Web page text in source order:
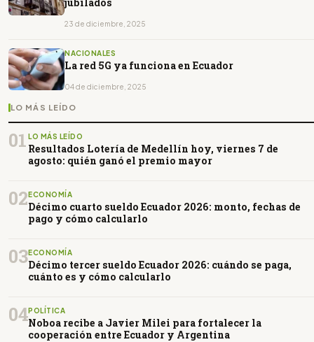
23 de diciembre, 2025
NACIONALES
La red 5G ya funciona en Ecuador
04 de diciembre, 2025
LO MÁS LEÍDO
01 LO MÁS LEÍDO
Resultados Lotería de Medellín hoy, viernes 7 de
agosto: quién ganó el premio mayor
02ECONOMÍA
Décimo cuarto sueldo Ecuador 2026: monto, fechas de
pago y cómo calcularlo
03ECONOMÍA
Décimo tercer sueldo Ecuador 2026: cuándo se paga,
cuánto es y cómo calcularlo
04POLÍTICA
Noboa recibe a Javier Milei para fortalecer la
cooperación entre Ecuador y Argentina